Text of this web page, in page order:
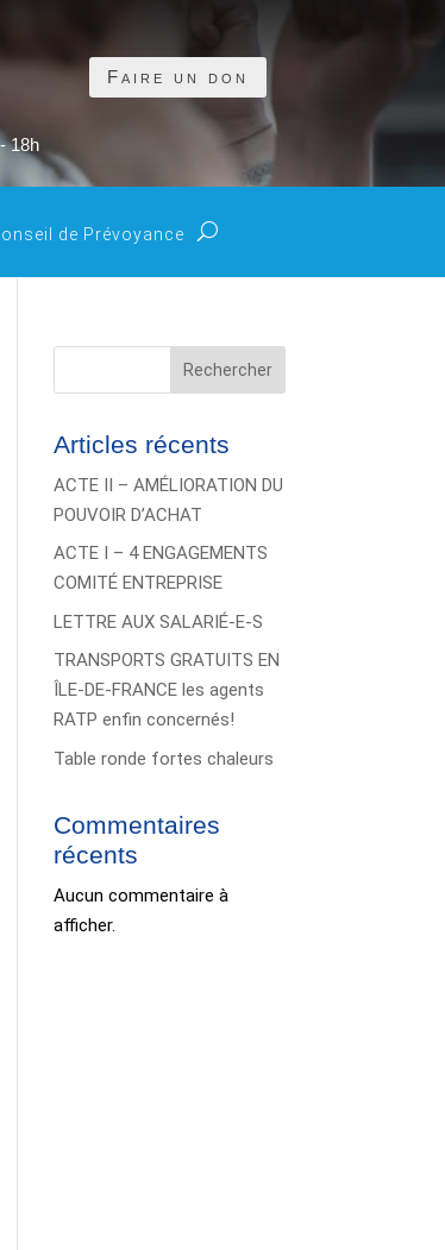
Faire un don
18h
de Prévoyance
Rechercher
Articles récents
ACTE II – AMÉLIORATION DU
POUVOIR D’ACHAT
ACTE I – 4 ENGAGEMENTS
COMITÉ ENTREPRISE
LETTRE AUX SALARIÉ-E-S
TRANSPORTS GRATUITS EN
ÎLE-DE-FRANCE les agents
RATP enfin concernés!
Table ronde fortes chaleurs
Commentaires
récents
Aucun commentaire à
afficher.